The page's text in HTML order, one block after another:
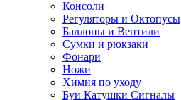
Консоли
Регуляторы и Октопусы
Баллоны и Вентили
Сумки и рюкзаки
Фонари
Ножи
Химия по уходу
Буи Катушки Сигналы